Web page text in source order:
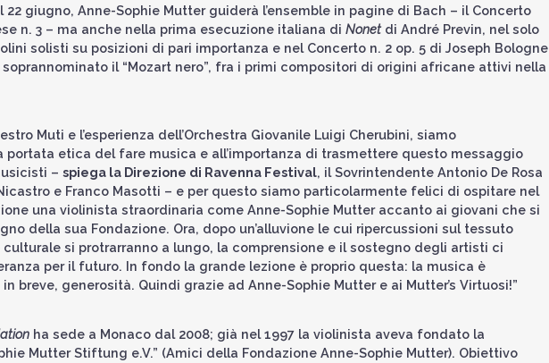
giugno, Anne-Sophie Mutter guiderà l’ensemble in pagine di Bach – il Concerto
n. 3 – ma anche nella prima esecuzione italiana di Nonetdi André Previn, nel solo
solisti su posizioni di pari importanza e nel Concerto n. 2 op. 5 di Joseph Bologne
il “Mozart nero”, fra i primi compositori di origini africane attivi nella
Muti e l’esperienza dell’Orchestra Giovanile Luigi Cherubini, siamo
portata etica del fare musica e all’importanza di trasmettere questo messaggio
– spiega la Direzione di Ravenna Festival, il Sovrintendente Antonio De Rosa
e Franco Masotti – e per questo siamo particolarmente felici di ospitare nel
una violinista straordinaria come Anne-Sophie Mutter accanto ai giovani che si
della sua Fondazione. Ora, dopo un’alluvione le cui ripercussioni sul tessuto
si protrarranno a lungo, la comprensione e il sostegno degli artisti ci
per il futuro. In fondo la grande lezione è proprio questa: la musica è
breve, generosità. Quindi grazie ad Anne-Sophie Mutter e ai Mutter’s Virtuosi!”
ha sede a Monaco dal 2008; già nel 1997 la violinista aveva fondato la
Mutter Stiftung e.V.” (Amici della Fondazione Anne-Sophie Mutter). Obiettivo